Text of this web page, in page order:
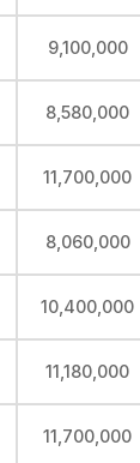
9,100,000
8,580,000
11,700,000
8,060,000
10,400,000
11,180,000
11,700,000